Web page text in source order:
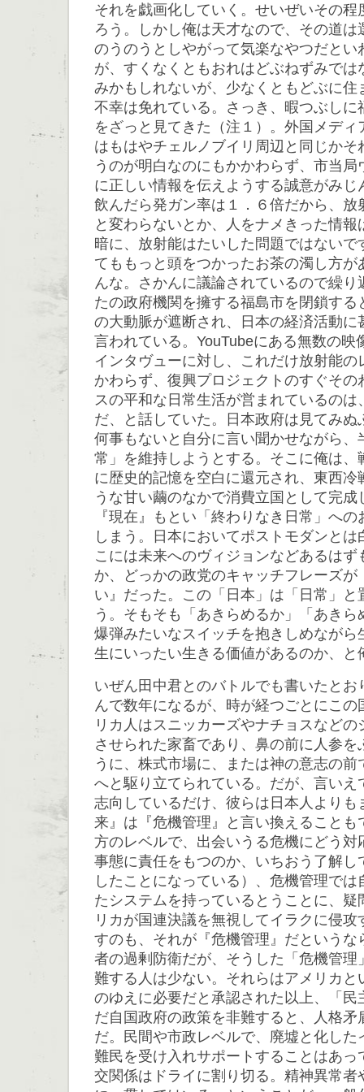
それを戯画化していく。せいぜいその程
ろう。しかし俺は天才なので、その道
のうのうとしやがって気楽なやつだとい
が、すくなくともおれはどぶねずみでは
みかもしれないが、少なくともどぶに住
不幸は免れている。さっき、暇つぶしに
をざっと見てきた（注１）。外国メデ
はもはやチェルノブイリ周辺と同じかそ
うのが明白なのにもかかわらず、市当
に正しい情報を伝えようする誠意がみじ
飲んだら発ガン率は１．６倍だから、放
と変わらないとか、人をナメきった情
暗に、放射能はたいした問題ではないで
てももっと頭をつかったお茶の濁し方が
んな。さかんに議論されているので繰
たの政府機関を擁する福島市を閉鎖する
の大動脈が遮断され、日本の経済活動に
言われている。YouTubeにある無数の映
インタヴューに対し、これだけ放射能
かわらず、復興プロジェクトのすぐその
スの平和な日常生活が営まれているのは
だ、と話していた。日本政府は見てみぬ
何事もないと自分に言い聞かせながら、
常」を維持しようとする。そこに俺は、
に歴史的記憶を空白に還元され、東西冷
うな甘い繭のなかで消費立国として完
『現在』もとい「終わりなき日常」へ
しまう。日本においてポストモダンと
こには未来へのヴィジョンなどあるは
か、どっかの政党のキャッチフレーズが
い』だった。この「日本」は「日常」と
う。そもそも「あきらめるか」「あき
爆弾みたいなスイッチを抱きしめながら
生にいったい生きる価値があるのか、と
いぜん田中君とのバトルでも書いたとお
んで数年になるが、時が経つごとにこ
リカ人はスニッカーズやナチョスなど
させられた家畜であり、鼻の前に人参
うに、株式市場に、または神の意志の
へと駆り立てられている。だが、言いえ
志向しているだけ、彼らは日本人よりも
来』は『危機管理』と言い換えることも
方のレベルで、出会いうる危機にどう対
事態に責任をもつのか、いちおう了解し
したことになっている）、危機管理で
たシステムを持っているとうことに、疑
リカが国連決議を無視してイラクに侵
すのも、それが『危機管理』だというな
者の過剰防衛だが、そうした「危機管理
難する人は少ない。それらはアメリカと
のゆえに必要だと承認された以上、「民
だ自国政府の政策を非難すると、人格矛
だ。民間や市政レベルで、廃墟と化した
難民を受け入れサポートすることはあっ
交関係はドライに割り切る。精神異常者